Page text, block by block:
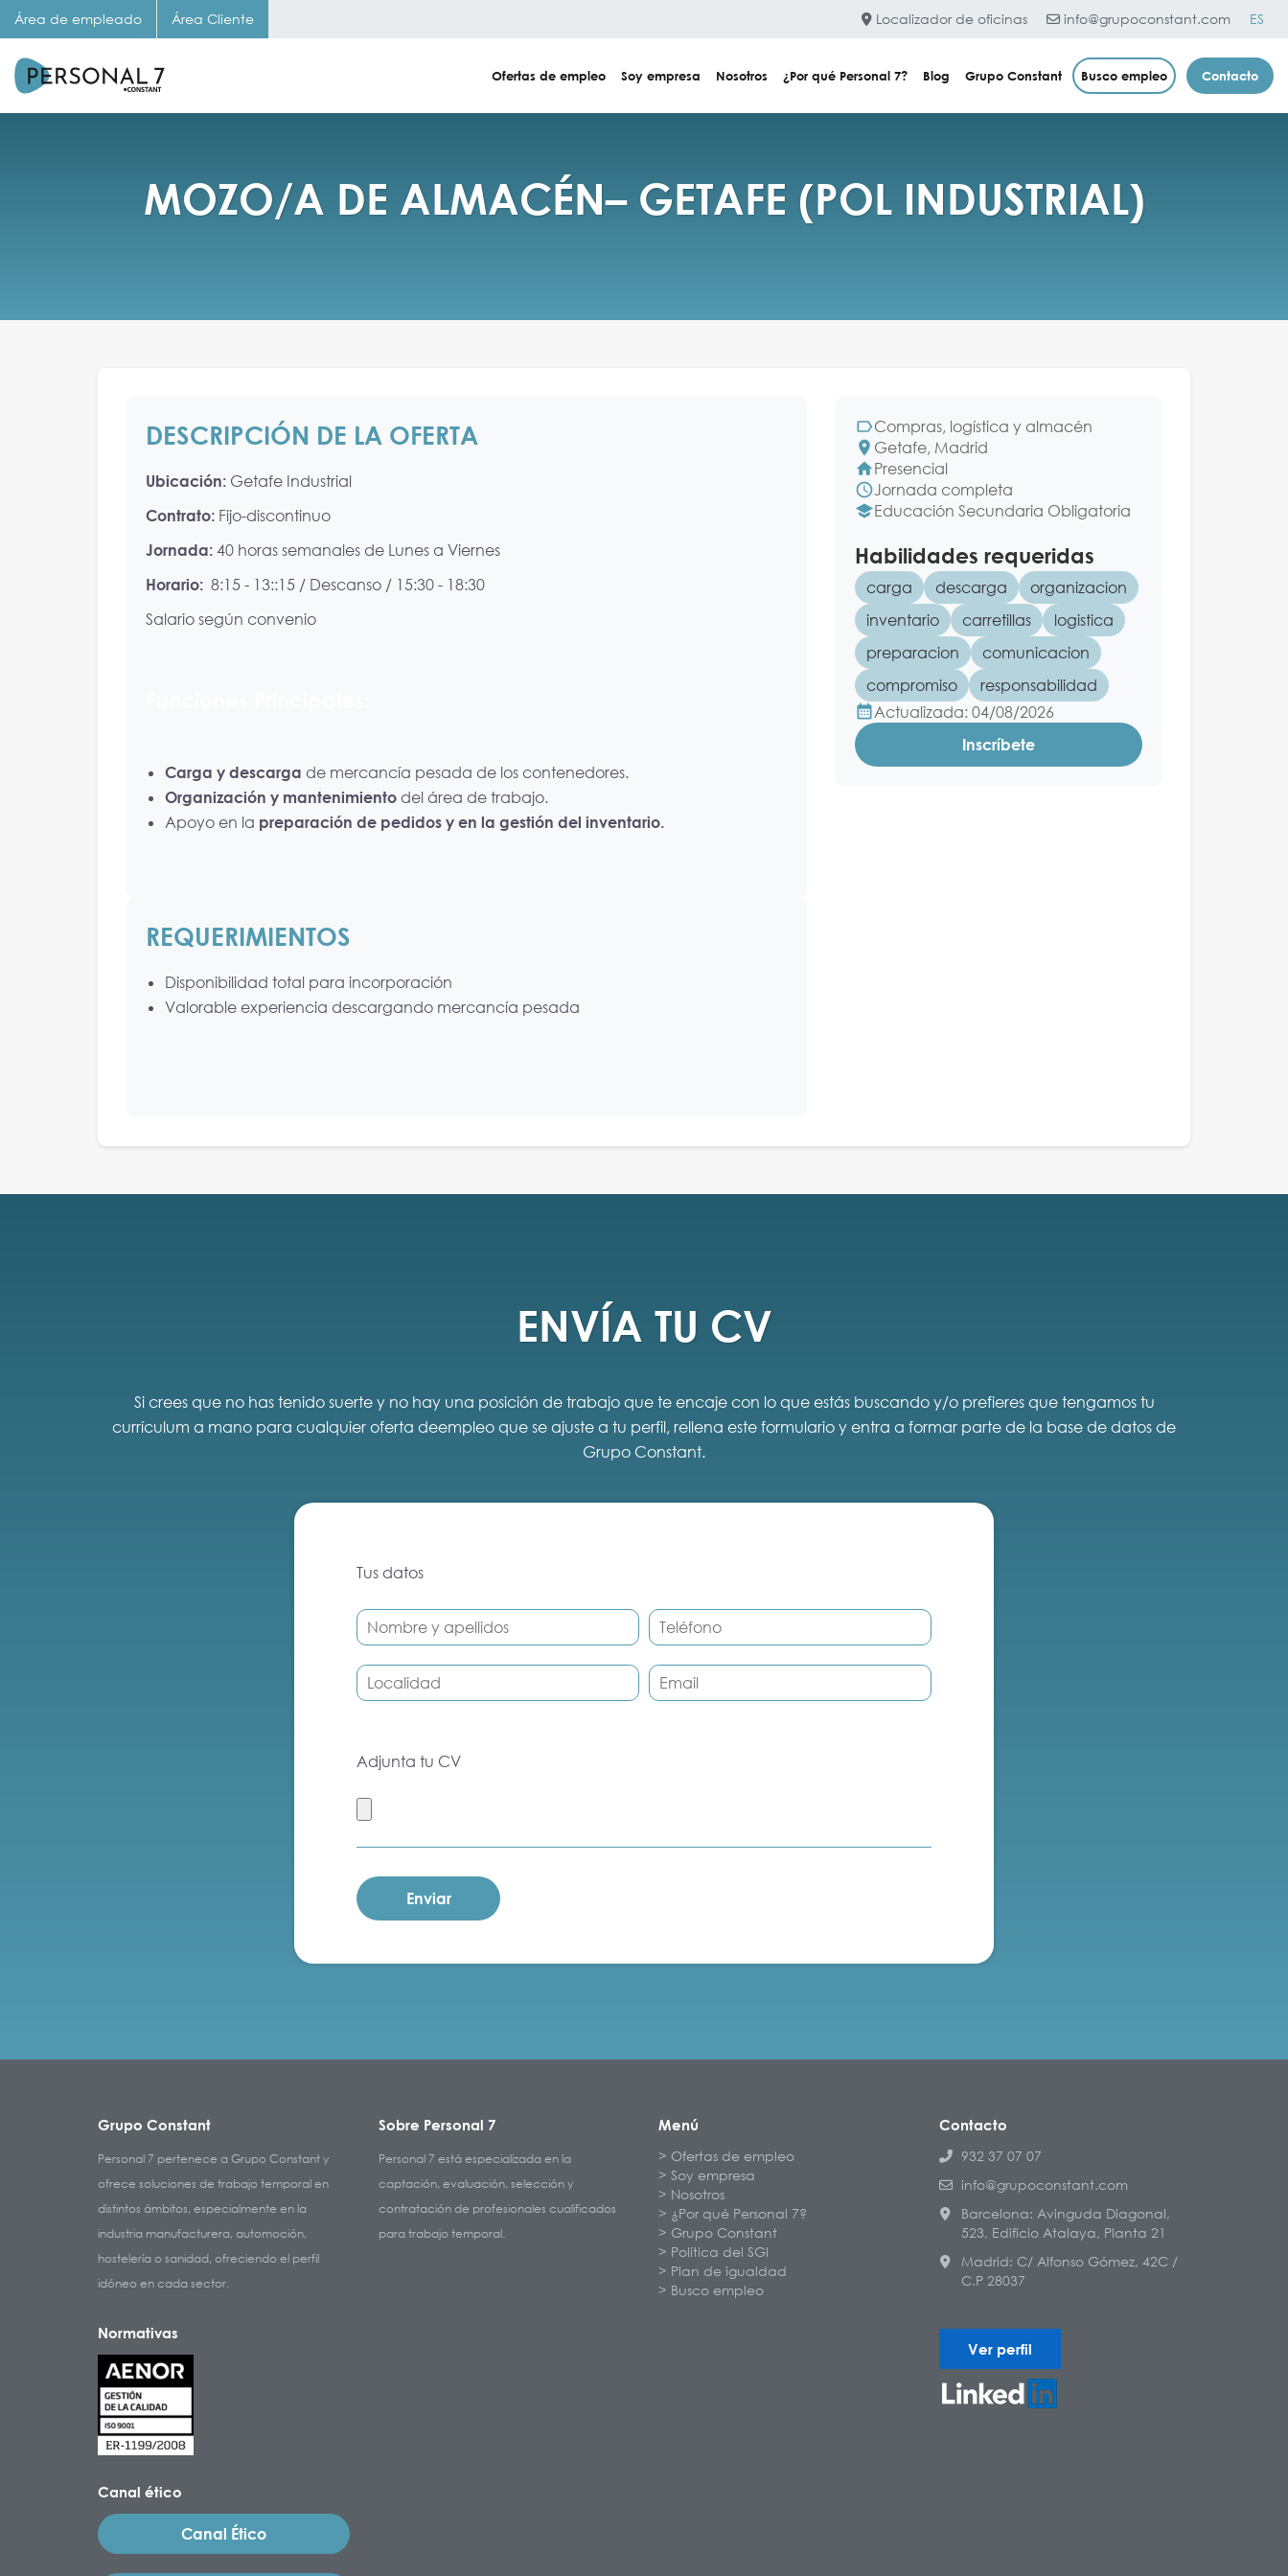
Área de empleado Área Cliente Localizador de oficinas info@grupoconstant.com ES
Ofertas de empleo Soy empresa Nosotros ¿Por qué Personal 7? Blog Grupo Constant Busco empleo Contacto
MOZO/A DE ALMACÉN– GETAFE (POL INDUSTRIAL)
DESCRIPCIÓN DE LA OFERTA
Ubicación: Getafe Industrial
Contrato: Fijo-discontinuo
Jornada: 40 horas semanales de Lunes a Viernes
Horario: 8:15 - 13::15 / Descanso / 15:30 - 18:30
Salario según convenio
Carga y descarga de mercancía pesada de los contenedores.
Organización y mantenimiento del área de trabajo.
Apoyo en la preparación de pedidos y en la gestión del inventario.
REQUERIMIENTOS
Disponibilidad total para incorporación
Valorable experiencia descargando mercancía pesada
Compras, logística y almacén
Getafe, Madrid
Presencial
Jornada completa
Educación Secundaria Obligatoria
Habilidades requeridas
carga descarga
organizacion
inventario
carretillas
logistica
preparacion
comunicacion
compromiso
responsabilidad
Actualizada: 04/08/2026
Inscríbete
ENVÍA TU CV
Si crees que no has tenido suerte y no hay una posición de trabajo que te encaje con lo que estás buscando y/o prefieres que tengamos tu
currículum a mano para cualquier oferta deempleo que se ajuste a tu perfil, rellena este formulario y entra a formar parte de la base de datos de
Grupo Constant.
Tus datos
Adjunta tu CV
Grupo Constant
Personal 7 pertenece a Grupo Constant y
ofrece soluciones de trabajo temporal en
distintos ámbitos, especialmente en la
industria manufacturera, automoción,
hostelería o sanidad, ofreciendo el perfil
idóneo en cada sector.
Normativas
Canal ético
Canal Ético
Sobre Personal 7
Personal 7 está especializada en la
captación, evaluación, selección y
contratación de profesionales cualificados
para trabajo temporal.
Menú
Ofertas de empleo
Soy empresa
Nosotros
¿Por qué Personal 7?
Grupo Constant
Política del SGI
Plan de igualdad
Busco empleo
Contacto
932 37 07 07
info@grupoconstant.com
Barcelona: Avinguda Diagonal,
523, Edificio Atalaya, Planta 21
Madrid: C/ Alfonso Gómez, 42C /
C.P 28037
Ver perfil